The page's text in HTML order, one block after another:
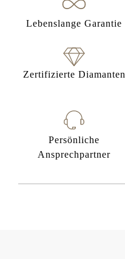
Lebenslange Garantie
Zertifizierte Diamanten
Persönliche
Ansprechpartner